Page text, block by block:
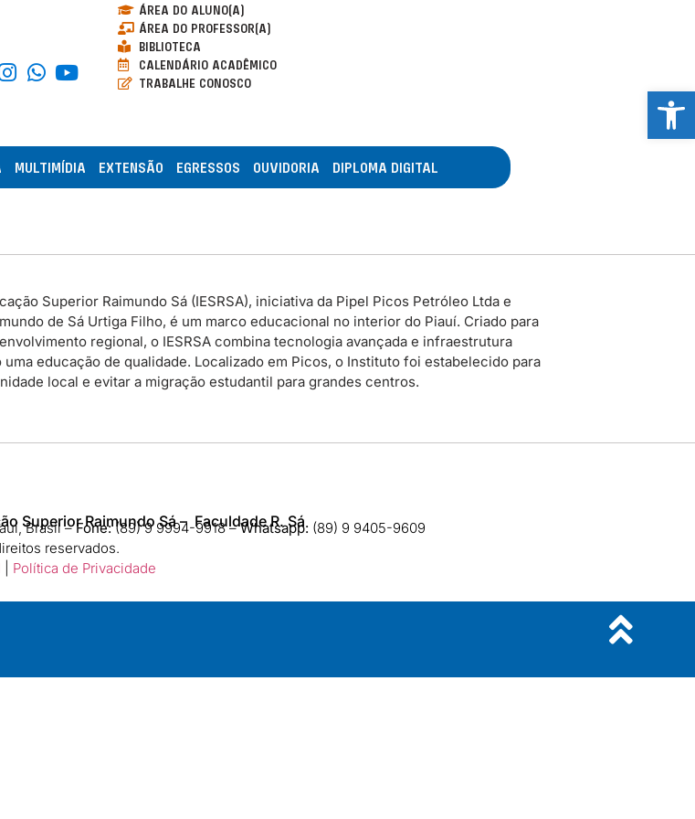
ÁREA DO ALUNO(A)
ÁREA DO PROFESSOR(A)
BIBLIOTECA
CALENDÁRIO ACADÊMICO
TRABALHE CONOSCO
MULTIMÍDIA EXTENSÃO EGRESSOS OUVIDORIA DIPLOMA DIGITAL
Superior Raimundo Sá (IESRSA), iniciativa da Pipel Picos Petróleo Ltda e
de Sá Urtiga Filho, é um marco educacional no interior do Piauí. Criado para
regional, o IESRSA combina tecnologia avançada e infraestrutura
uma educação de qualidade. Localizado em Picos, o Instituto foi estabelecido para
local e evitar a migração estudantil para grandes centros.
Superior Raimundo Sá – Faculdade R. Sá
Brasil –Fone:(89) 9 9994-9918​ –Whatsapp: (89) 9 9405-9609
reservados.
Política de Privacidade
Abrir